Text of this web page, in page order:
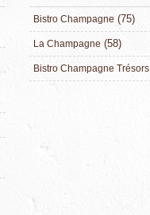
Bistro Champagne (75)
La Champagne (58)
Bistro Champagne Trésors